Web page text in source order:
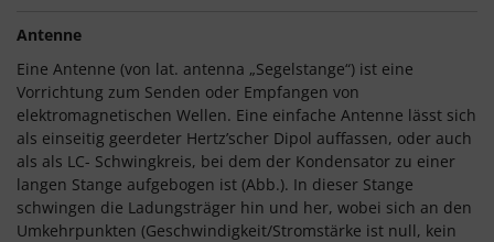
Antenne
Eine Antenne (von lat. antenna „Segelstange“) ist eine
Vorrichtung zum Senden oder Empfangen von
elektromagnetischen Wellen. Eine einfache Antenne lässt sich
als einseitig geerdeter Hertz’scher Dipol auffassen, oder auch
als als LC- Schwingkreis, bei dem der Kondensator zu einer
langen Stange aufgebogen ist (Abb.). In dieser Stange
schwingen die Ladungsträger hin und her, wobei sich an den
Umkehrpunkten (Geschwindigkeit/Stromstärke ist null, kein